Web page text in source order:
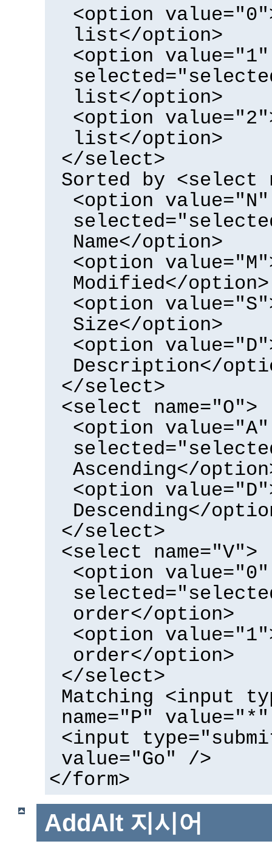
<option
list</option>
<option value="1"
list</option>
<option
list</option>
</select>
Sorted by <select
<option value="N"
Name</option>
<option
Modified</option>
<option
Size</option>
<option
Description</
</select>
<select name="O">
<option value="A"
Ascending</
<option
Descending</
</select>
<select name="V">
<option value="0"
order</option>
<option
order</option>
</select>
Matching <input
name="P"
<input
value="Go" />
</form>
AddAlt 지시어